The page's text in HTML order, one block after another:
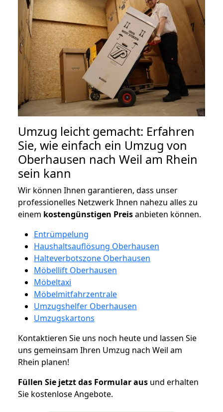
Umzug leicht gemacht: Erfahren
Sie, wie einfach ein Umzug von
Oberhausen nach Weil am Rhein
sein kann
Wir können Ihnen garantieren, dass unser
professionelles Netzwerk Ihnen nahezu alles zu
einem kostengünstigen Preisanbieten können.
Entrümpelung
Haushaltsauflösung Oberhausen
Halteverbotszone Oberhausen
Möbellift Oberhausen
Möbeltaxi
Möbelmitfahrzentrale
Umzugshelfer Oberhausen
Umzugskartons
Kontaktieren Sie uns noch heute und lassen Sie
uns gemeinsam Ihren Umzug nach Weil am
Rhein planen!
Füllen Sie jetzt das Formular aus und erhalten
Sie kostenlose Angebote.